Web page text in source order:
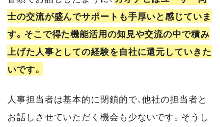
士の交流が盛んでサポートも手厚いと感じていま
す。そこで得た機能活用の知見や交流の中で積み
上げた人事としての経験を自社に還元していきた
いです。
人事担当者は基本的に閉鎖的で、他社の担当者と
お話しさせていただく機会も少ないです。そうし